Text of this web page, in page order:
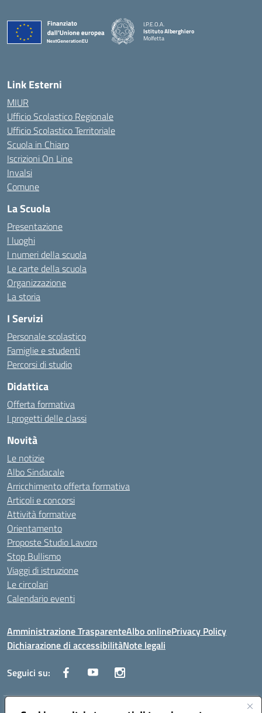
I.P.E.O.A.
Istituto Alberghiero
Molfetta
Link Esterni
MIUR
Ufficio Scolastico Regionale
Ufficio Scolastico Territoriale
Scuola in Chiaro
Iscrizioni On Line
Invalsi
Comune
La Scuola
Presentazione
I luoghi
I numeri della scuola
Le carte della scuola
Organizzazione
La storia
I Servizi
Personale scolastico
Famiglie e studenti
Percorsi di studio
Didattica
Offerta formativa
I progetti delle classi
Novità
Le notizie
Albo Sindacale
Arricchimento offerta formativa
Articoli e concorsi
Attività formative
Orientamento
Proposte Studio Lavoro
Stop Bullismo
Viaggi di istruzione
Le circolari
Calendario eventi
Amministrazione TrasparenteAlbo onlinePrivacy Policy
Dichiarazione di accessibilitàNote legali
Seguici su: